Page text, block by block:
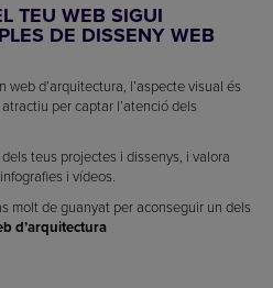
TEU WEB SIGUI
DE DISSENY WEB
d’arquitectura, l’aspecte visual és
per captar l’atenció dels
teus projectes i dissenys, i valora
i vídeos.
molt de guanyat per aconseguir un dels
d’arquitectura